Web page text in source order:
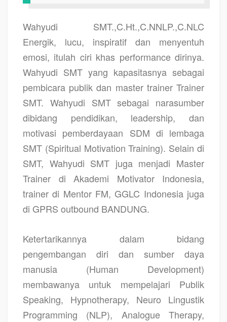
Wahyudi SMT.,C.Ht.,C.NNLP.,C.NLC
Energik, lucu, inspiratif dan menyentuh
emosi, itulah ciri khas performance dirinya.
Wahyudi SMT yang kapasitasnya sebagai
pembicara publik dan master trainer Trainer
SMT. Wahyudi SMT sebagai narasumber
dibidang pendidikan, leadership, dan
motivasi pemberdayaan SDM di lembaga
SMT (Spiritual Motivation Training). Selain di
SMT, Wahyudi SMT juga menjadi Master
Trainer di Akademi Motivator Indonesia,
trainer di Mentor FM, GGLC Indonesia juga
di GPRS outbound BANDUNG.
Ketertarikannya dalam bidang
pengembangan diri dan sumber daya
manusia (Human Development)
membawanya untuk mempelajari Publik
Speaking, Hypnotherapy, Neuro Lingustik
Programming (NLP), Analogue Therapy,